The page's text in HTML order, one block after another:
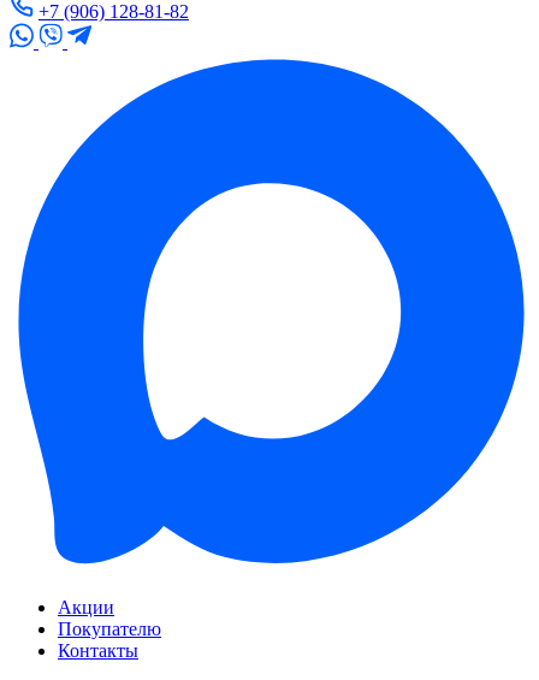
+7 (906) 128-81-82
Акции
Покупателю
Контакты